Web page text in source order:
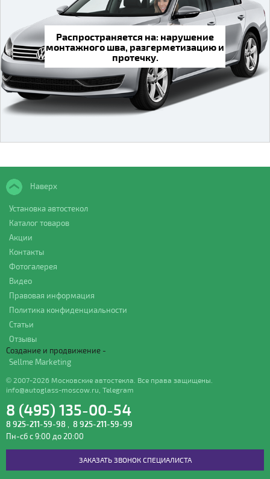
Распространяется на: нарушение
монтажного шва, разгерметизацию и
протечку.
Наверх
Установка автостекол
Каталог товаров
Акции
Контакты
Фотогалерея
Видео
Правовая информация
Политика конфиденциальности
Статьи
Отзывы
Создание и продвижение -
Sellme Marketing
© 2007-2026 Московские автостекла. Все права защищены.
info@autoglass-moscow.ru Telegram
8 (495) 135-00-54
8 925-211-59-98
8 925-211-59-99
Пн-сб с 9:00 до 20:00
ЗАКАЗАТЬ ЗВОНОК СПЕЦИАЛИСТА